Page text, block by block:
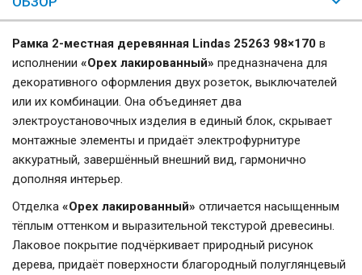
Рамка 2-местная деревянная Lindas 25263 98×170 в
исполнении «Орех лакированный» предназначена для
декоративного оформления двух розеток, выключателей
или их комбинации. Она объединяет два
электроустановочных изделия в единый блок, скрывает
монтажные элементы и придаёт электрофурнитуре
аккуратный, завершённый внешний вид, гармонично
дополняя интерьер.
Отделка «Орех лакированный» отличается насыщенным
тёплым оттенком и выразительной текстурой древесины.
Лаковое покрытие подчёркивает природный рисунок
дерева, придаёт поверхности благородный полуглянцевый